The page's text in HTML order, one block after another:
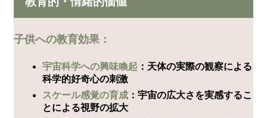
子供への教育効果：
宇宙科学への興味喚起 ：天体の実際の観察による
科学的好奇心の刺激
スケール感覚の育成 ：宇宙の広大さを実感するこ
とによる視野の拡大